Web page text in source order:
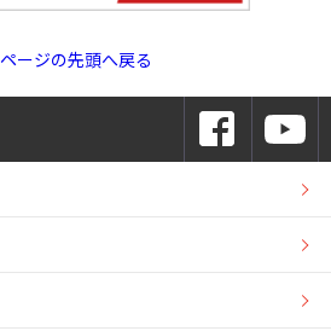
ページの先頭へ戻る